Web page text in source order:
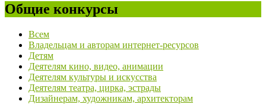
Общие конкурсы
Всем
Владельцам и авторам интернет-ресурсов
Детям
Деятелям кино, видео, анимации
Деятелям культуры и искусства
Деятелям театра, цирка, эстрады
Дизайнерам, художникам, архитекторам